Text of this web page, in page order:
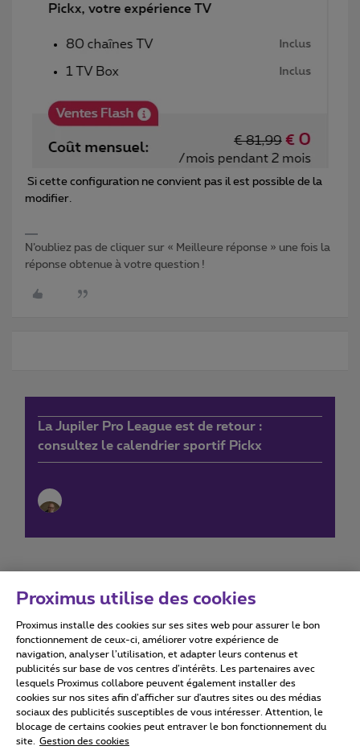
Si cette configuration ne convient pas il est possible de la
modifier.
N’oubliez pas de cliquer sur « Meilleure réponse » une fois la
réponse obtenue à votre question !
La Jupiler Pro League est de retour :
consultez le calendrier sportif Pickx
Conditions d'utilisation Accessibility statement
Tous droits réservés. © 2026 Proximus
Conditions générales, info consommateur
Proximus utilise des cookies
Proximus installe des cookies sur ses sites web pour assurer le bon
fonctionnement de ceux-ci, améliorer votre expérience de
navigation, analyser l’utilisation, et adapter leurs contenus et
publicités sur base de vos centres d’intérêts. Les partenaires avec
lesquels Proximus collabore peuvent également installer des
cookies sur nos sites afin d’afficher sur d'autres sites ou des médias
sociaux des publicités susceptibles de vous intéresser. Attention, le
blocage de certains cookies peut entraver le bon fonctionnement du
site.
Gestion des cookies